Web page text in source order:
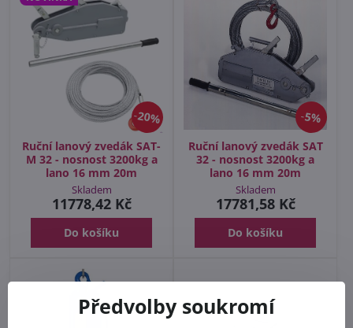
20%
Ruční lanový zvedák SAT-
M 32 - nosnost 3200kg a
lano 16 mm 20m
Skladem
11778,42 Kč
Do košíku
5%
Ruční lanový zvedák SAT
32 - nosnost 3200kg a
lano 16 mm 20m
Skladem
17781,58 Kč
Do košíku
Předvolby soukromí